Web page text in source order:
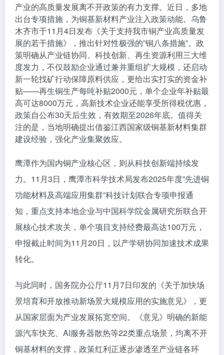
产业的高质量发展离不开政策的有力支撑。近日，多地
出台专项措施，为铜基新材料产业注入政策动能。乌鲁
木齐市于11月4日发布《关于支持我市铜产业高质量发
展的若干措施》，推出针对性极强的”铜八条措施”。政
策明确从产业链协同、科技创新、再生资源利用三大维
度发力，不仅鼓励企业通过兼并重组扩大规模，还启动
新一轮找矿行动保障原料供应，更给出实打实的资金补
贴——再生铜生产每吨补贴2000元，单个企业年补贴最
高可达8000万元，高新技术企业还能享受所得税优惠，
政策自公布30天后生效，有效期至2026年底。值得关
注的是，当地明确提出借鉴江西国家级铜基新材料集群
建设经验，强化产业集聚效应。
鹰潭作为国内铜产业核心区，则从科技创新端持续发
力。11月3日，鹰潭市科学技术局发布2025年度”先进铜
功能材料及高端应用集群”科技计划联合专项申报通
知，重点支持本地企业与中国科学院金属研究所联合开
展核心技术攻关，单个项目支持经费最高达100万元，
申报截止时间为11月20日，以产学研协同加速技术成果
转化。
与此同时，国务院办公厅11月7日印发的《关于加快场
景培育和开放推动新场景大规模应用的实施意见》，更
从国家层面为产业发展拓宽空间。《意见》明确的新能
源汽车快充、AI服务器散热等22类重点场景，均离不开
铜基材料的支撑，政策红利正逐步渗透至产业链各环